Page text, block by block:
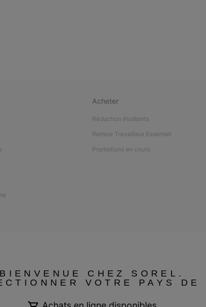
Acheter
Réduction étudiants
Remise Travailleur Essentiel
Promotions en cours
BIENVENUE CHEZ SOREL.
VOTRE PAYS DE